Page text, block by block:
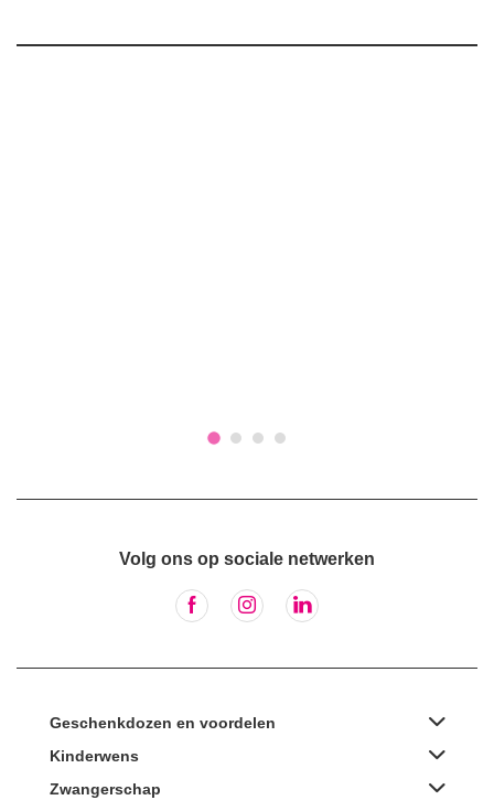
Volg ons op sociale netwerken
Geschenkdozen en voordelen
Kinderwens
Zwangerschap